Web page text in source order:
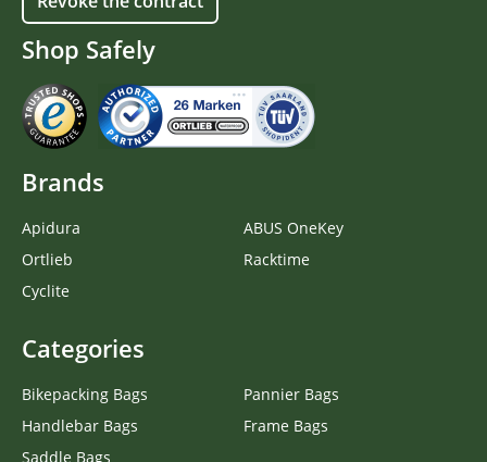
Shop Safely
Brands
Apidura
Ortlieb
Cyclite
ABUS OneKey
Racktime
Categories
Bikepacking Bags
Handlebar Bags
Saddle Bags
Pannier Bags
Frame Bags